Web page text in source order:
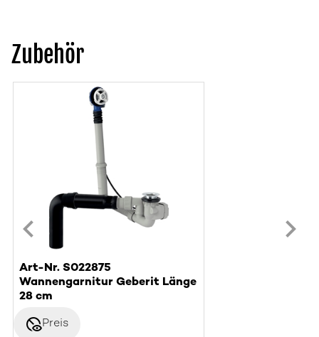
Zubehör
Art-Nr. S022875
Wannengarnitur Geberit Länge
28 cm
disabled_visiblePreis